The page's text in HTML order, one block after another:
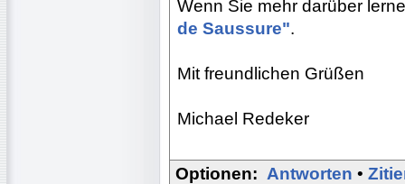
Wenn Sie mehr darüber
de Saussure".
Mit freundlichen Grüßen
Michael Redeker
Optionen: Antworten •